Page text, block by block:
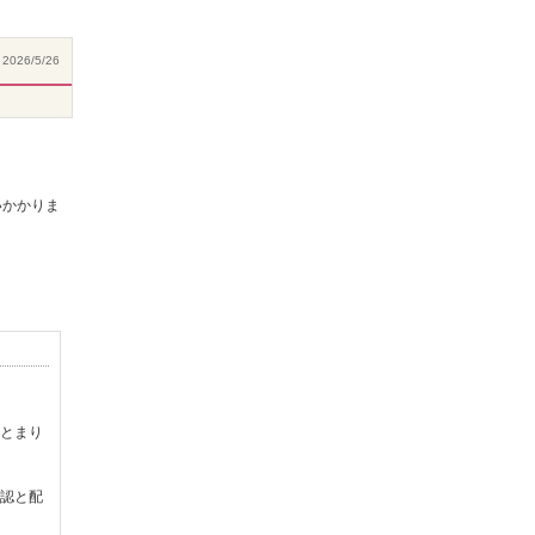
2026/5/26
かりま
まり
と配